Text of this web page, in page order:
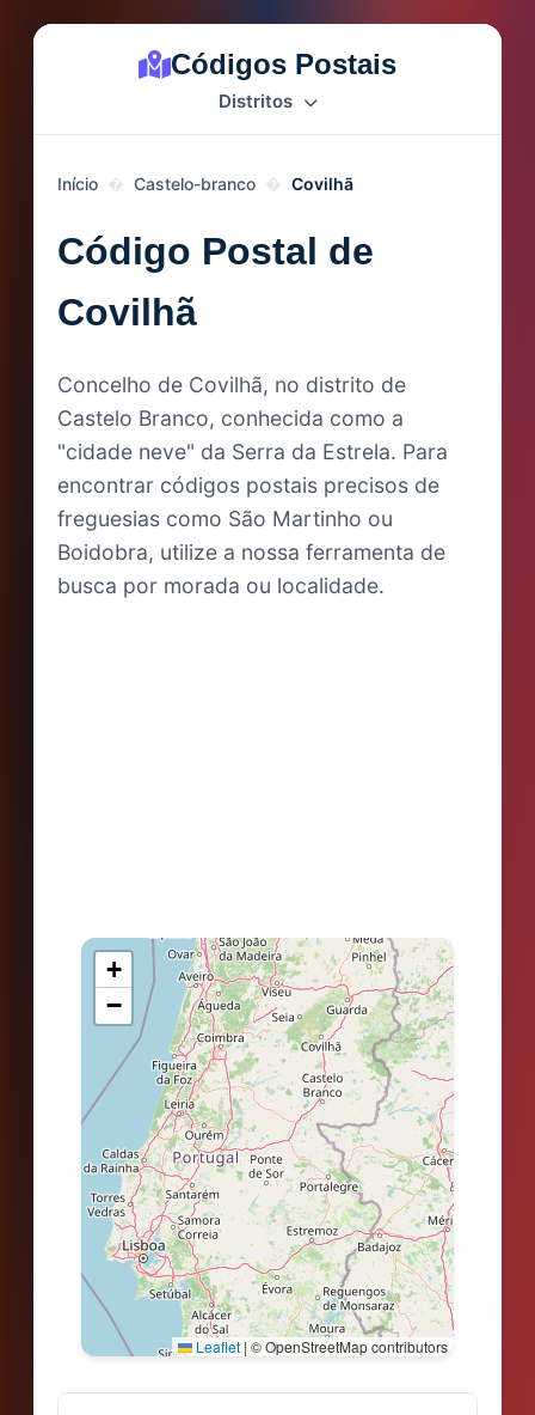
Códigos Postais
Distritos
Início Castelo-branco Covilhã
Código Postal de
Covilhã
Concelho de Covilhã, no distrito de
Castelo Branco, conhecida como a
"cidade neve" da Serra da Estrela. Para
encontrar códigos postais precisos de
freguesias como São Martinho ou
Boidobra, utilize a nossa ferramenta de
busca por morada ou localidade.
+
−
Leaflet | © OpenStreetMap contributors